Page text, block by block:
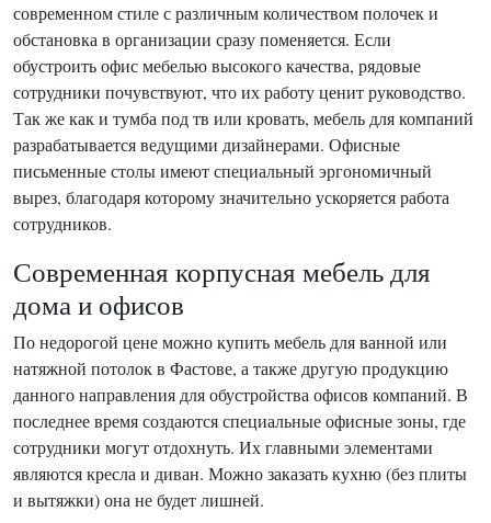
современном стиле с различным количеством полочек и
обстановка в организации сразу поменяется. Если
обустроить офис мебелью высокого качества, рядовые
сотрудники почувствуют, что их работу ценит руководство.
Так же как и тумба под тв или кровать, мебель для компаний
разрабатывается ведущими дизайнерами. Офисные
письменные столы имеют специальный эргономичный
вырез, благодаря которому значительно ускоряется работа
сотрудников.
Современная корпусная мебель для
дома и офисов
По недорогой цене можно купить мебель для ванной или
натяжной потолок в Фастове, а также другую продукцию
данного направления для обустройства офисов компаний. В
последнее время создаются специальные офисные зоны, где
сотрудники могут отдохнуть. Их главными элементами
являются кресла и диван. Можно заказать кухню (без плиты
и вытяжки) она не будет лишней.